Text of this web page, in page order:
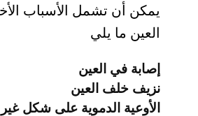
يمكن أن تشمل الأسباب
العين ما يلي
إصابة في العين
نزيف خلف العين
الأوعية الدموية على شكل